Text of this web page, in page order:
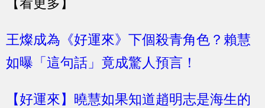
王燦成為《好運來》下個殺青角色？賴慧
如曝「這句話」竟成驚人預言！
【好運來】曉慧如果知道趙明志是海生的